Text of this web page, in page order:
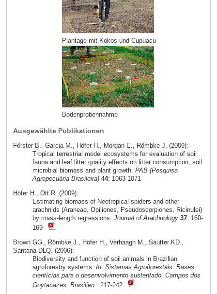
Plantage mit Kokos und Cupuacu
Bodenprobennahme
Ausgewählte Publikationen
Förster B., Garcia M., Höfer H., Morgan E., Römbke J. (2009):
Tropical terrestrial model ecosystems for evaluation of soil
fauna and leaf litter quality effects on litter consumption, soil
microbial biomass and plant growth. PAB (Pesquisa
Agropecuária Brasileira) 44: 1063-1071
Höfer H., Ott R. (2009):
Estimating biomass of Neotropical spiders and other
arachnids (Araneae, Opiliones, Pseudoscorpiones, Ricinulei)
by mass-length regressions. Journal of Arachnology 37: 160-
169
Brown GG., Römbke J., Höfer H., Verhaagh M., Sautter KD.,
Santana DLQ. (2006):
Biodiversity and function of soil animals in Brazilian
agroforestry systems. In: Sistemas Agroflorestais: Bases
cientícias para o desenvolvimento sustentado, Campos dos
Goytacazes, Brasilien: 217-242